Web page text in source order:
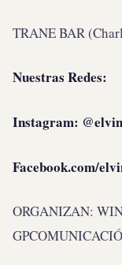
TRANE BAR
Nuestras Redes:
Instagram:
Facebook.com/
ORGANIZAN: